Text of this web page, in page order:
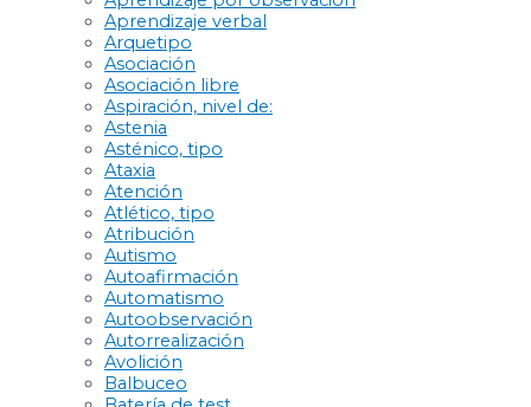
Aprendizaje verbal
Arquetipo
Asociación
Asociación libre
Aspiración, nivel de:
Astenia
Asténico, tipo
Ataxia
Atención
Atlético, tipo
Atribución
Autismo
Autoafirmación
Automatismo
Autoobservación
Autorrealización
Avolición
Balbuceo